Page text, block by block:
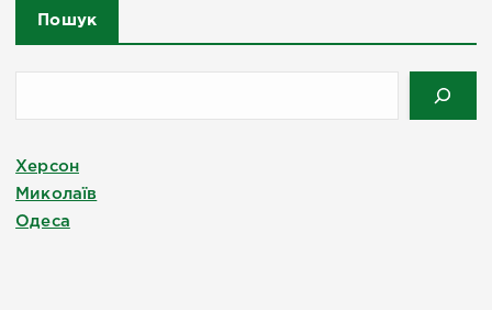
Пошук
Херсон
Миколаїв
Одеса